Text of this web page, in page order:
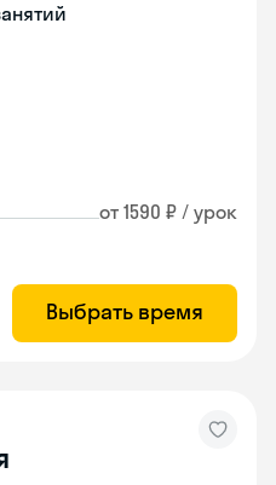
от 1590 ₽ / урок
Выбрать время